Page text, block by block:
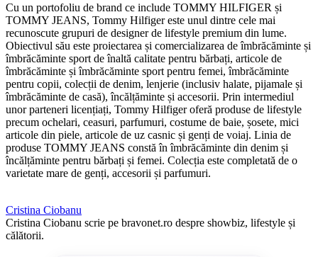
Cu un portofoliu de brand ce include TOMMY HILFIGER și
TOMMY JEANS, Tommy Hilfiger este unul dintre cele mai
recunoscute grupuri de designer de lifestyle premium din lume.
Obiectivul său este proiectarea și comercializarea de îmbrăcăminte și
îmbrăcăminte sport de înaltă calitate pentru bărbați, articole de
îmbrăcăminte și îmbrăcăminte sport pentru femei, îmbrăcăminte
pentru copii, colecții de denim, lenjerie (inclusiv halate, pijamale și
îmbrăcăminte de casă), încălțăminte și accesorii. Prin intermediul
unor parteneri licențiați, Tommy Hilfiger oferă produse de lifestyle
precum ochelari, ceasuri, parfumuri, costume de baie, șosete, mici
articole din piele, articole de uz casnic și genți de voiaj. Linia de
produse TOMMY JEANS constă în îmbrăcăminte din denim și
încălțăminte pentru bărbați și femei. Colecția este completată de o
varietate mare de genți, accesorii și parfumuri.
Cristina Ciobanu
Cristina Ciobanu scrie pe bravonet.ro despre showbiz, lifestyle și
călătorii.